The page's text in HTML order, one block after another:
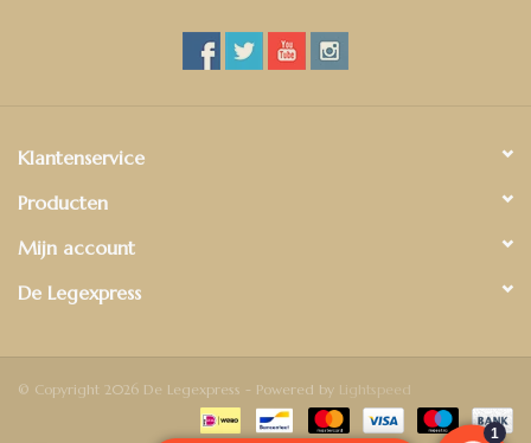
Klantenservice
Producten
Mijn account
De Legexpress
© Copyright 2026 De Legexpress - Powered by Lightspeed